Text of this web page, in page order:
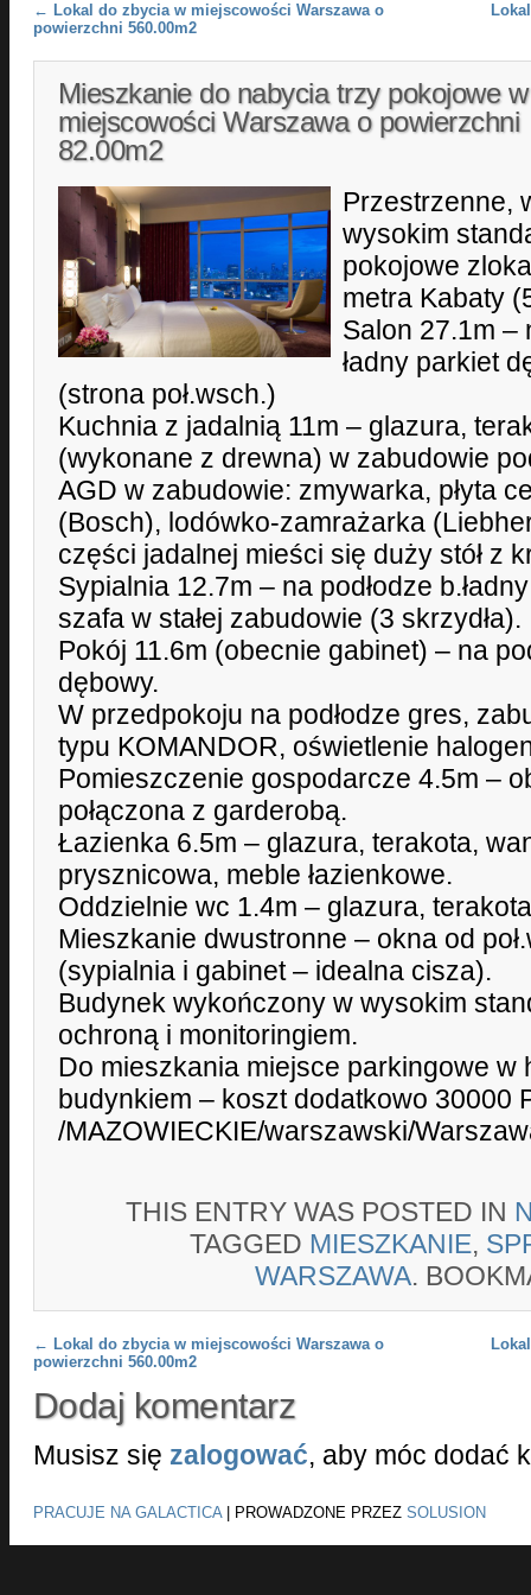
Post navigation
← Lokal do zbycia w miejscowości Warszawa o
powierzchni 560.00m2
Mieszkanie do nabycia trzy pokojowe w
miejscowości Warszawa o powierzchni
82.00m2
Przestrzenne,
wysokim
pokojowe
metra Kabaty
Salon 27.1m –
ładny parkiet
(strona poł.wsch.)
Kuchnia z jadalnią 11m – glazura,
(wykonane z drewna) w zabudowie
AGD w zabudowie: zmywarka, płyta
(Bosch), lodówko-zamrażarka
części jadalnej mieści się duży stół z
Sypialnia 12.7m – na podłodze
szafa w stałej zabudowie (3 skrzydła).
Pokój 11.6m (obecnie gabinet) – na
dębowy.
W przedpokoju na podłodze gres,
typu KOMANDOR, oświetlenie
Pomieszczenie gospodarcze 4.5m –
połączona z garderobą.
Łazienka 6.5m – glazura, terakota,
prysznicowa, meble łazienkowe.
Oddzielnie wc 1.4m – glazura,
Mieszkanie dwustronne – okna od
(sypialnia i gabinet – idealna cisza).
Budynek wykończony w wysokim
ochroną i monitoringiem.
Do mieszkania miejsce parkingowe w
budynkiem – koszt dodatkowo 30000
/MAZOWIECKIE/warszawski/
THIS ENTRY WAS POSTED IN
TAGGED MIESZKANIE,
WARSZAWA.
Post navigation
← Lokal do zbycia w miejscowości Warszawa o
powierzchni 560.00m2
Dodaj komentarz
Musisz się zalogować, aby móc dodać
PRACUJE NA GALACTICA| PROWADZONE PRZEZ SOLUSION